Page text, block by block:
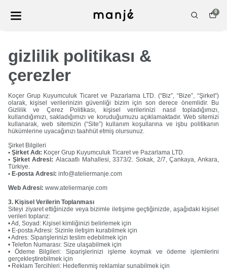
0
gizlilik politikası &
çerezler
Koçer Grup Kuyumculuk Ticaret ve Pazarlama LTD. (“Biz”, “Bize”, “Şirket”)
olarak, kişisel verilerinizin güvenliği bizim için son derece önemlidir. Bu
Gizlilik ve Çerez Politikası, kişisel verilerinizi nasıl topladığımızı,
kullandığımızı, sakladığımızı ve koruduğumuzu açıklamaktadır. Web sitemizi
kullanarak, web sitemizin (“Site”) kullanım koşullarına ve işbu politikanın
hükümlerine uyacağınızı taahhüt etmiş olursunuz.
Şirket Bilgileri
• Şirket Adı: Koçer Grup Kuyumculuk Ticaret ve Pazarlama LTD.
• Şirket Adresi: Alacaatlı Mahallesi, 3373/2. Sokak, 2/7, Çankaya, Ankara,
Türkiye.
• E-posta Adresi: info@ateliermanje.com
Web Adresi: www.ateliermanje.com
3. Kişisel Verilerin Toplanması
Siteyi ziyaret ettiğinizde veya bizimle iletişime geçtiğinizde, aşağıdaki kişisel
verileri toplarız:
• Ad, Soyad: Kişisel kimliğinizi belirlemek için
• E-posta Adresi: Sizinle iletişim kurabilmek için
• Adres: Siparişlerinizi teslim edebilmek için
• Telefon Numarası: Size ulaşabilmek için
• Ödeme Bilgileri: Siparişlerinizi işleme koymak ve ödeme işlemlerini
gerçekleştirebilmek için
• Reklam Tercihleri: Hedeflenmiş reklamlar sunabilmek için